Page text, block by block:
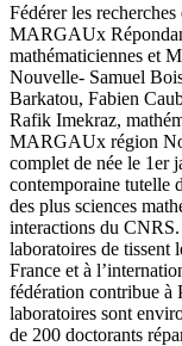
Fédérer les
MARGAUx
mathématiciennes et
Nouvelle- Samuel
Barkatou, Fabien
Rafik Imekraz,
MARGAUx région
complet de née le 1er
contemporaine tutelle
des plus sciences
interactions du CNRS.
laboratoires de tissent
France et à
fédération contribue à
laboratoires sont
de 200 doctorants